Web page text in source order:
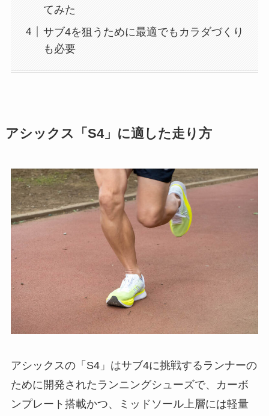
てみた
サブ4を狙うために最適でもカラダづくり
も必要
アシックス「S4」に適した走り方
アシックスの「S4」はサブ4に挑戦するランナーの
ために開発されたランニングシューズで、カーボ
ンプレート搭載かつ、ミッドソール上層には軽量